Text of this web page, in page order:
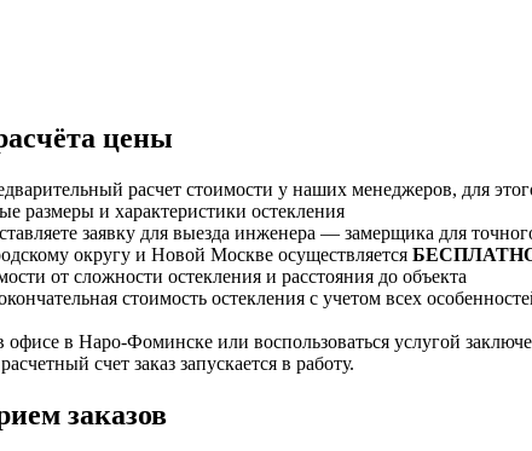
цены
расчет стоимости у наших менеджеров, для
размеры и характеристики остекления
заявку для выезда инженера — замерщика для
округу и Новой Москве осуществляется БЕСПЛАТНО
от сложности остекления и расстояния до объекта
стоимость остекления с учетом всех
в Наро-Фоминске или воспользоваться услугой
счет заказ запускается в работу.
заказов